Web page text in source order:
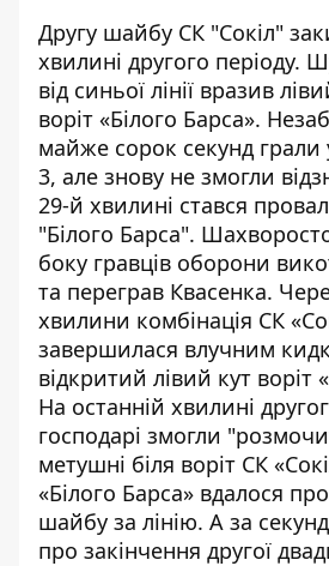
Другу шайбу СК "Сокіл"
хвилині другого періоду.
від синьої лінії вразив
воріт «Білого Барса».
майже сорок секунд грали
3, але знову не змогли
29-й хвилині стався
"Білого Барса".
боку гравців оборони
та переграв Квасенка.
хвилини комбінація СК
завершилася влучним
відкритий лівий кут воріт
На останній хвилині
господарі змогли
метушні біля воріт СК
«Білого Барса» вдалося
шайбу за лінію. А за
про закінчення другої